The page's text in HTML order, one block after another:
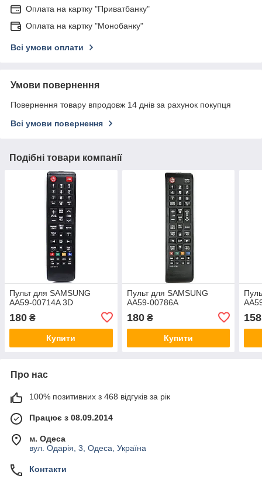
Оплата на картку "Приватбанку"
Оплата на картку "Монобанку"
Всі умови оплати
Умови повернення
Повернення товару впродовж 14 днів за рахунок покупця
Всі умови повернення
Подібні товари компанії
Пульт для SAMSUNG
AA59-00714A 3D
180 ₴
Купити
Пульт для SAMSUNG
AA59-00786A
180₴
Купити
158
Про нас
100% позитивних з 468 відгуків за рік
Працює з 08.09.2014
м. Одеса
вул. Одарія, 3, Одеса, Україна
Контакти